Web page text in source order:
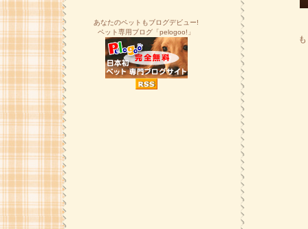
あなたのペットもブログデビュー!
ペット専用ブログ「pelogoo!」